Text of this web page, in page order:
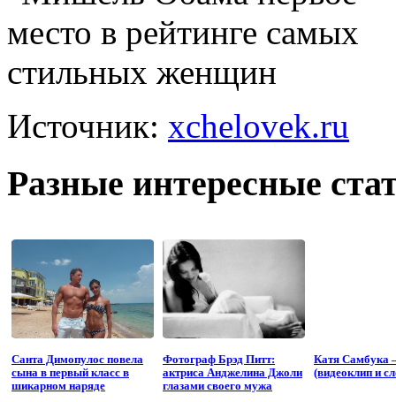
Источник: xchelovek.ru
Разные интересные
Санта Димопулос повела
сына в первый класс в
шикарном наряде
Фотограф Брэд Питт:
актриса Анджелина Джоли
глазами своего мужа
Катя Самбука
(видеоклип и